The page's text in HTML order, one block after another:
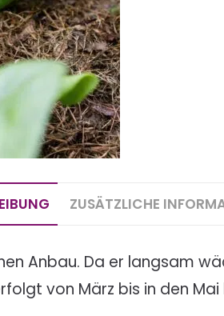
ZUSÄTZLICHE
Anbau. Da er langsam
von März bis in den